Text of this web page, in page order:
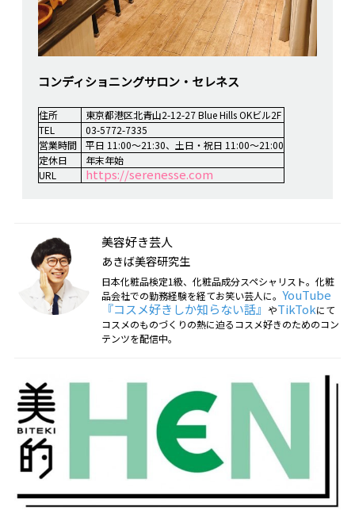
コンディショニングサロン・セレネス
住所
東京都港区北青山2-12-27 Blue Hills OKビル2F
TEL
03-5772-7335
営業時間
平日 11:00～21:30、土日・祝日 11:00～21:00
定休日
年末年始
URL
https://serenesse.com
美容好き芸人
あきば美容研究生
日本化粧品検定1級、化粧品成分スペシャリスト。化粧
品会社での勤務経験を経てお笑い芸人に。 YouTube
『コスメ好きしか知らない話』 やTikTokにて
コスメのものづくりの熱に迫るコスメ好きのためのコン
テンツを配信中。